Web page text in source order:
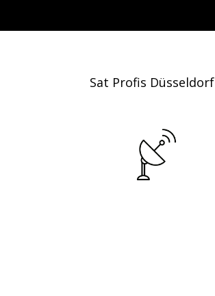
Sat Profis Düsseldorf